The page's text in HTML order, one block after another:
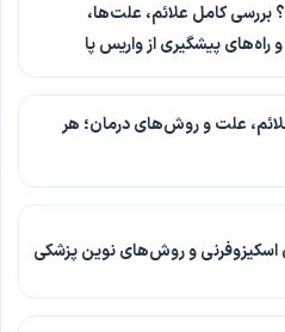
کامل علائم، علت‌ها،
پیشگیری از واریس پا
علت و روش‌های درمان؛ هر
اسکیزوفرنی و روش‌های نوین پزشکی